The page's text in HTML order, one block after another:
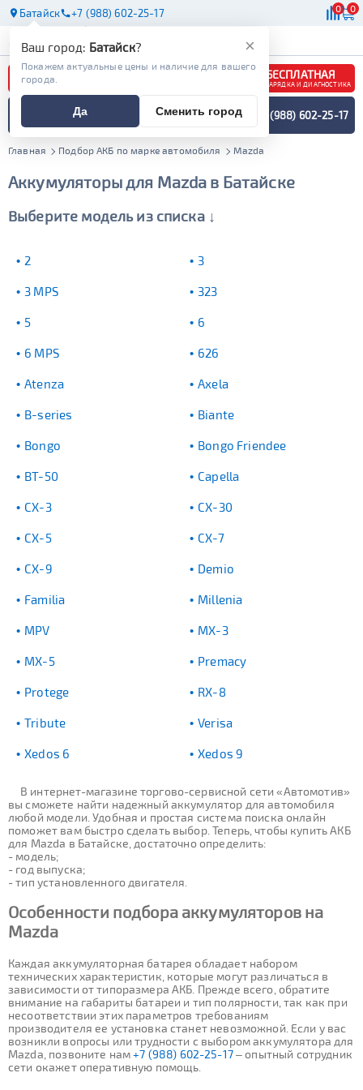
Батайск +7 (988) 602-25-17 0 0
АКБ МАСЛА
БЕСПЛАТНАЯ
ЗАРЯДКА И ДИАГНОСТИКА
ПОДБОР АККУМУЛЯТОРА
СПЕЦИАЛИСТОМ +7 (988) 602-25-17
Главная Подбор АКБ по марке автомобиля Mazda
Аккумуляторы для Mazda в Батайске
Выберите модель из списка ↓
2 3
3 MPS 323
5 6
6 MPS 626
Atenza Axela
B-series Biante
Bongo Bongo Friendee
BT-50 Capella
CX-3 CX-30
CX-5 CX-7
CX-9 Demio
Familia Millenia
MPV MX-3
MX-5 Premacy
Protege RX-8
Tribute Verisa
Xedos 6 Xedos 9
В интернет-магазине торгово-сервисной сети «Автомотив»
вы сможете найти надежный аккумулятор для автомобиля
любой модели. Удобная и простая система поиска онлайн
поможет вам быстро сделать выбор. Теперь, чтобы купить АКБ
для Mazda в Батайске, достаточно определить:
- модель;
- год выпуска;
- тип установленного двигателя.
Особенности подбора аккумуляторов на
Mazda
Каждая аккумуляторная батарея обладает набором
технических характеристик, которые могут различаться в
зависимости от типоразмера АКБ. Прежде всего, обратите
внимание на габариты батареи и тип полярности, так как при
несоответствии этих параметров требованиям
производителя ее установка станет невозможной. Если у вас
возникли вопросы или трудности с выбором аккумулятора для
Mazda, позвоните нам+7 (988) 602-25-17– опытный сотрудник
сети окажет оперативную помощь.
×
Ваш город: Батайск?
Покажем актуальные цены и наличие для вашего
города.
Да Сменить город